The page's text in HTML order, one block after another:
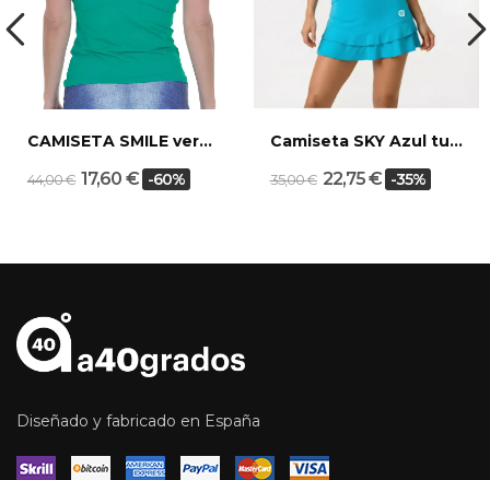
CAMISETA SMILE verde-denim
44,00 € 17,60 € -60%
Camiseta SKY Azul turquesa
35,00 € 22,75 € -35%
Diseñado y fabricado en España